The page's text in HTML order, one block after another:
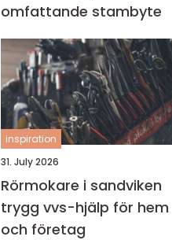
omfattande stambyte
inspiration
31. July 2026
Rörmokare i sandviken
trygg vvs-hjälp för hem
och företag